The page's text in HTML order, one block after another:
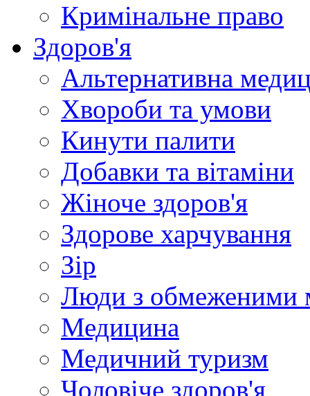
Кримінальне право
Здоров'я
Альтернативна
Хвороби та умови
Кинути палити
Добавки та вітаміни
Жіноче здоров'я
Здорове харчування
Зір
Люди з обмеженими
Медицина
Медичний туризм
Чоловіче здоров'я